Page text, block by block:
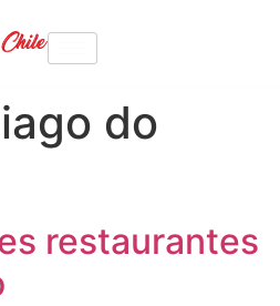
do
restaurantes